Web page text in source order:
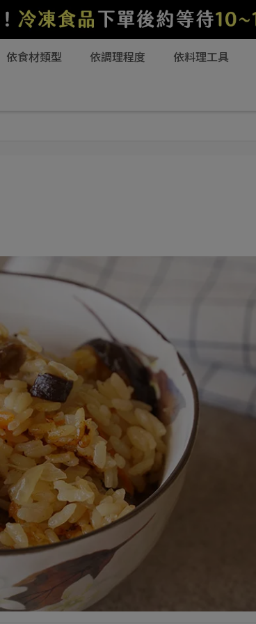
依食材類型 依調理程度 依料理工具